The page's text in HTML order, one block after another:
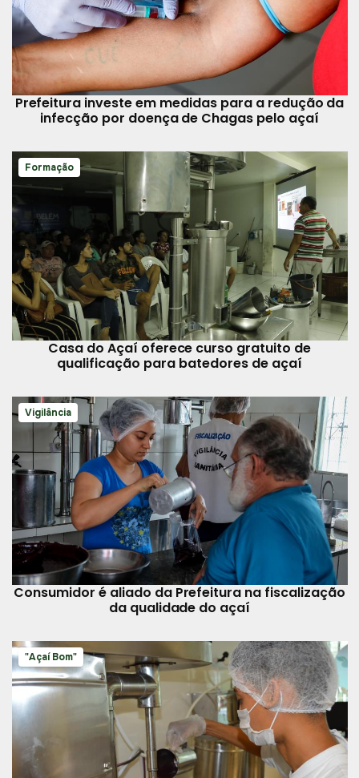
Prefeitura investe em medidas para a redução da
infecção por doença de Chagas pelo açaí
Formação
Casa do Açaí oferece curso gratuito de
qualificação para batedores de açaí
Vigilância
Consumidor é aliado da Prefeitura na fiscalização
da qualidade do açaí
"Açaí Bom"